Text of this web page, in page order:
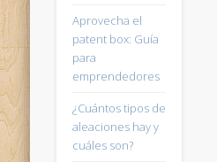
Aprovecha el
patent box: Guía
para
emprendedores
¿Cuántos tipos de
aleaciones hay y
cuáles son?